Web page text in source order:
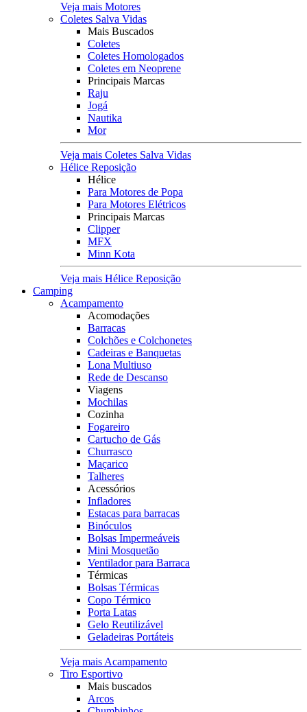
Veja mais Motores
Coletes Salva Vidas
Mais Buscados
Coletes
Coletes Homologados
Coletes em Neoprene
Principais Marcas
Raju
Jogá
Nautika
Mor
Veja mais Coletes Salva Vidas
Hélice Reposição
Hélice
Para Motores de Popa
Para Motores Elétricos
Principais Marcas
Clipper
MFX
Minn Kota
Veja mais Hélice Reposição
Camping
Acampamento
Acomodações
Barracas
Colchões e Colchonetes
Cadeiras e Banquetas
Lona Multiuso
Rede de Descanso
Viagens
Mochilas
Cozinha
Fogareiro
Cartucho de Gás
Churrasco
Maçarico
Talheres
Acessórios
Infladores
Estacas para barracas
Binóculos
Bolsas Impermeáveis
Mini Mosquetão
Ventilador para Barraca
Térmicas
Bolsas Térmicas
Copo Térmico
Porta Latas
Gelo Reutilizável
Geladeiras Portáteis
Veja mais Acampamento
Tiro Esportivo
Mais buscados
Arcos